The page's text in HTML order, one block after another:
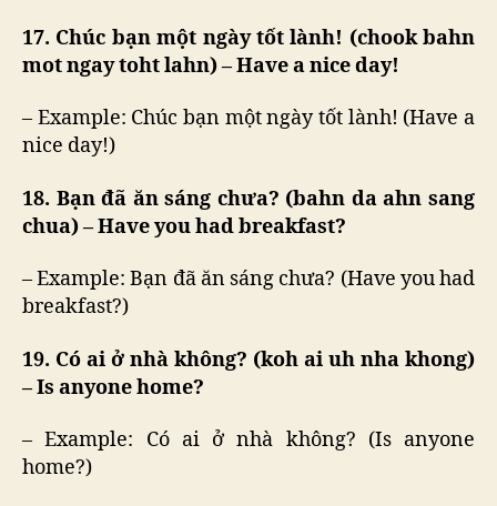
17. Chúc bạn một ngày tốt lành! (chook bahn
mot ngay toht lahn) – Have a nice day!
– Example: Chúc bạn một ngày tốt lành! (Have a
nice day!)
18. Bạn đã ăn sáng chưa? (bahn da ahn sang
chua) – Have you had breakfast?
– Example: Bạn đã ăn sáng chưa? (Have you had
breakfast?)
19. Có ai ở nhà không? (koh ai uh nha khong)
– Is anyone home?
– Example: Có ai ở nhà không? (Is anyone
home?)